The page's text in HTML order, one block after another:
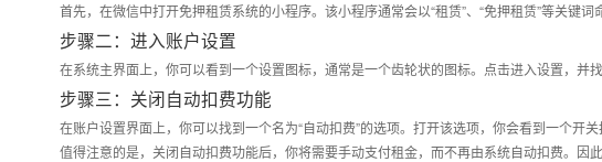
首先，在微信中打开免押租赁系统的小程序。该小程序通常会以“租赁”、“免押租赁”等关键词
步骤二：进入账户设置
在系统主界面上，你可以看到一个设置图标，通常是一个齿轮状的图标。点击进入设置，并找
步骤三：关闭自动扣费功能
在账户设置界面上，你可以找到一个名为“自动扣费”的选项。打开该选项，你会看到一个开
值得注意的是，关闭自动扣费功能后，你将需要手动支付租金，而不再由系统自动扣费。